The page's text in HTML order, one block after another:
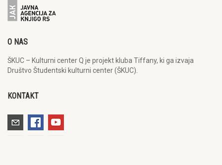
O NAS
ŠKUC – Kulturni center Q je projekt kluba Tiffany, ki ga izvaja
Društvo Študentski kulturni center (ŠKUC).
KONTAKT